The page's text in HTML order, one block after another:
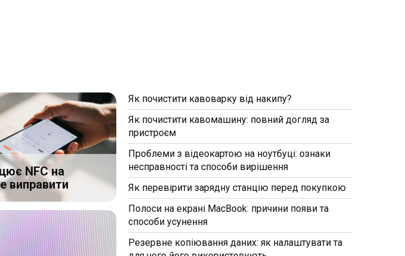
NFC на
виправити
Як почистити кавоварку від накипу?
Як почистити кавомашину: повний догляд за
пристроєм
Проблеми з відеокартою на ноутбуці: ознаки
несправності та способи вирішення
Як перевірити зарядну станцію перед покупкою
Полоси на екрані MacBook: причини появи та
способи усунення
Резервне копіювання даних: як налаштувати та